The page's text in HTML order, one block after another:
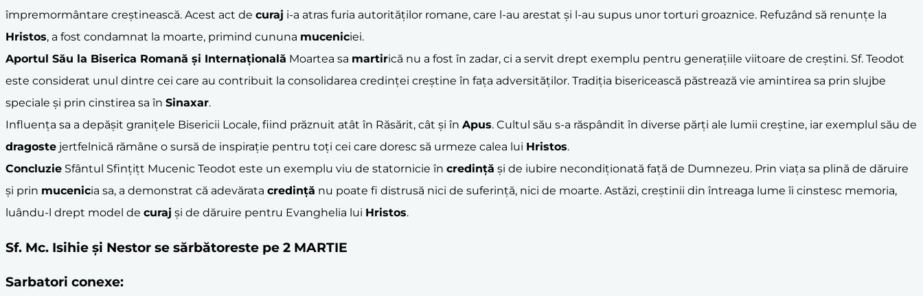
împremormântare creștinească. Acest act de curaj i-a atras furia autorităților romane, care l-au arestat și l-au supus unor torturi groaznice. Refuzând să renunțe la
Hristos, a fost condamnat la moarte, primind cununa muceniciei.
Aportul Său la Biserica Romană și Internațională Moartea sa martirică nu a fost în zadar, ci a servit drept exemplu pentru generațiile viitoare de creștini. Sf. Teodot
este considerat unul dintre cei care au contribuit la consolidarea credinței creștine în fața adversităților. Tradiția bisericească păstrează vie amintirea sa prin slujbe
speciale și prin cinstirea sa în Sinaxar.
Influența sa a depășit granițele Bisericii Locale, fiind prăznuit atât în Răsărit, cât și în Apus. Cultul său s-a răspândit în diverse părți ale lumii creștine, iar exemplul său de
dragoste jertfelnică rămâne o sursă de inspirație pentru toți cei care doresc să urmeze calea lui Hristos.
Concluzie Sfântul Sfințițt Mucenic Teodot este un exemplu viu de statornicie în credință și de iubire necondiționată față de Dumnezeu. Prin viața sa plină de dăruire
și prin mucenicia sa, a demonstrat că adevărata credință nu poate fi distrusă nici de suferință, nici de moarte. Astăzi, creștinii din întreaga lume îi cinstesc memoria,
luându-l drept model de curaj și de dăruire pentru Evanghelia lui Hristos.
Sf. Mc. Isihie şi Nestor se sărbătoreste pe 2 MARTIE
Sarbatori conexe: